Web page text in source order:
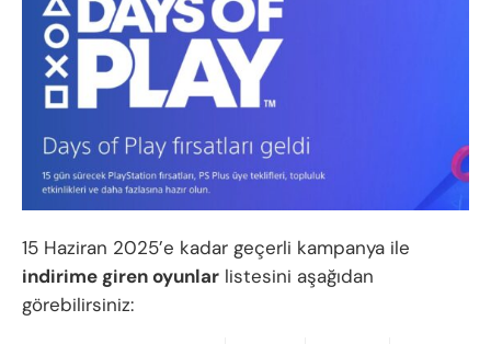
15 Haziran 2025’e kadar geçerli kampanya ile
indirime giren oyunlar listesini aşağıdan
görebilirsiniz: